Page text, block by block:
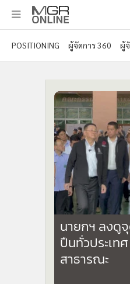
• หน้าหลัก
• ทันเหตุการณ์
Online Section
ผู้จัดการรายวัน
CbizReview
Good health & Well-being
Green Innovation & SD
Management & HR
POSITIONING ผู้จัดการ 360 ผู้
นายกฯ ลงดู
ปืนทั่วประเท
สาธารณะ